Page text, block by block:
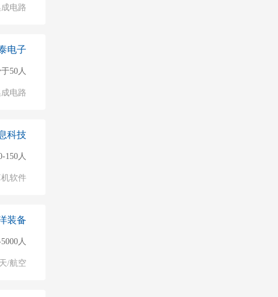
电路
电子
50人
电路
科技
150人
软件
装备
人
/航空